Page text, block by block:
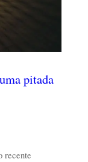
pitada
recente